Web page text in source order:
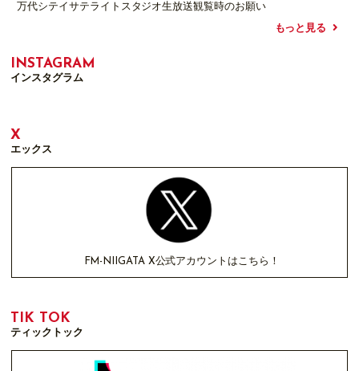
万代シテイサテライトスタジオ生放送観覧時のお願い
もっと見る
INSTAGRAM
インスタグラム
X
エックス
FM-NIIGATA X公式アカウントはこちら！
TIK TOK
ティックトック